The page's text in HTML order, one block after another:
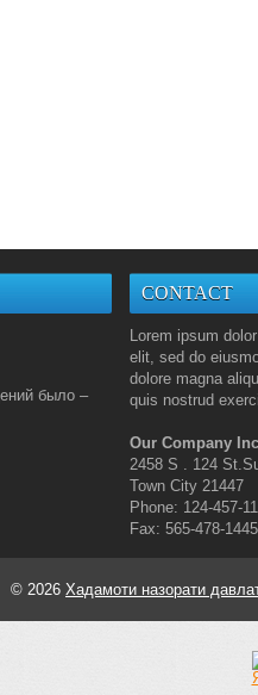
было –
CONTACT
Lorem ipsum
elit, sed do
dolore magna
quis nostrud
Our Company
2458 S . 124
Town City 21447
Phone: 124-457-
Fax: 565-478-1445
© 2026 Хадамоти назорати